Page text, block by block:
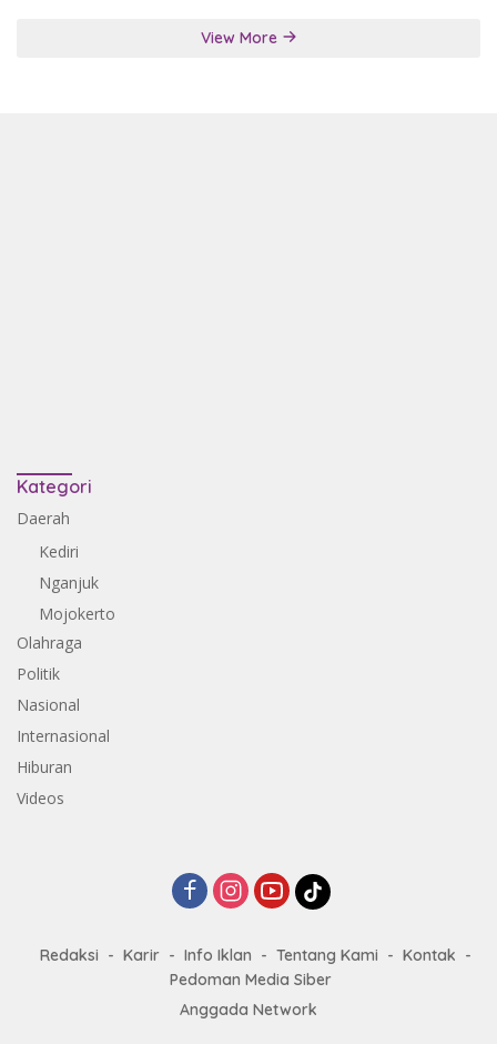
View More
Kategori
Daerah
Kediri
Nganjuk
Mojokerto
Olahraga
Politik
Nasional
Internasional
Hiburan
Videos
Redaksi Karir Info Iklan Tentang Kami
Kontak
Pedoman Media Siber
Anggada Network